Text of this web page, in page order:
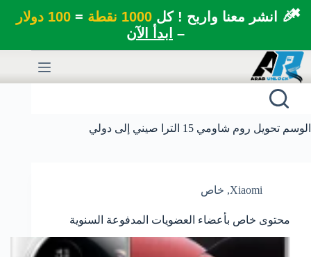
🎉 انشر معنا واربح ! كل1000 نقطة =100 دولار
– ابدأ الآن
✖
التجاوز
إلى
المحتوى
الوسم تحويل روم شاومي 15 الترا صيني إلى دولي
Xiaomi
, خاص
محتوى خاص بأعضاء العضويات المدفوعة السنوية